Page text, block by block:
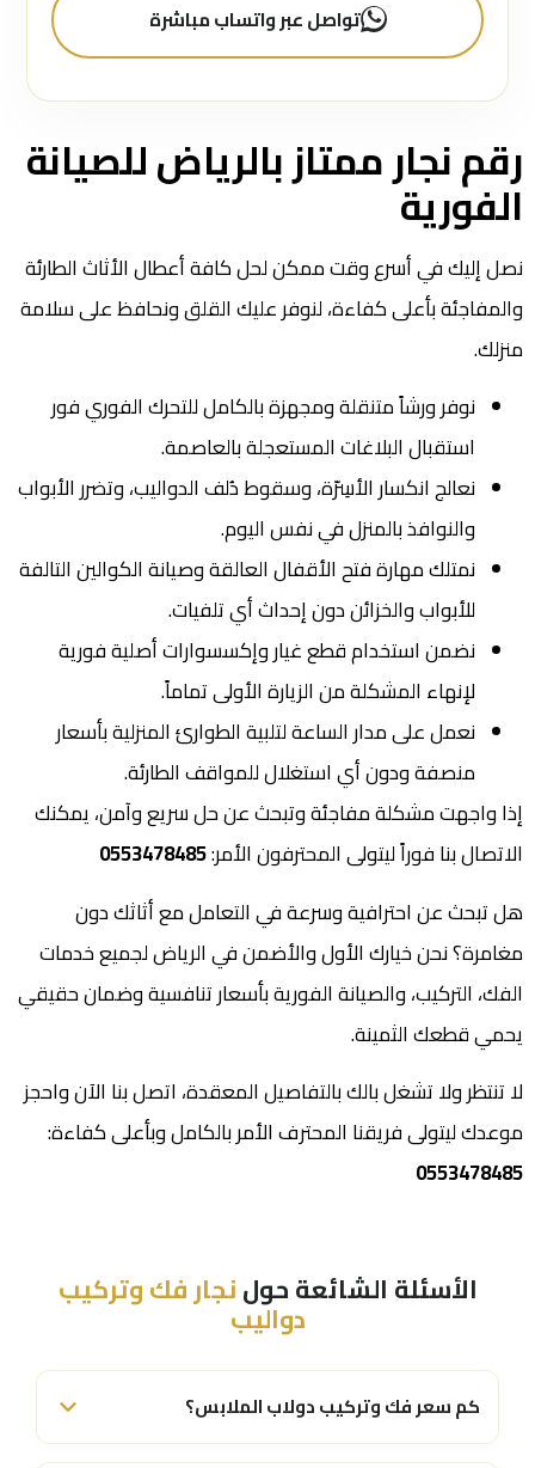
تواصل عبر واتساب مباشرة
رقم نجار ممتاز بالرياض للصيانة
الفورية
نصل إليك في أسرع وقت ممكن لحل كافة أعطال الأثاث الطارئة
والمفاجئة بأعلى كفاءة، لنوفر عليك القلق ونحافظ على سلامة
منزلك.
نوفر ورشاً متنقلة ومجهزة بالكامل للتحرك الفوري فور
استقبال البلاغات المستعجلة بالعاصمة.
نعالج انكسار الأسِرّة، وسقوط دُلف الدواليب، وتضرر الأبواب
والنوافذ بالمنزل في نفس اليوم.
نمتلك مهارة فتح الأقفال العالقة وصيانة الكوالين التالفة
للأبواب والخزائن دون إحداث أي تلفيات.
نضمن استخدام قطع غيار وإكسسوارات أصلية فورية
لإنهاء المشكلة من الزيارة الأولى تماماً.
نعمل على مدار الساعة لتلبية الطوارئ المنزلية بأسعار
منصفة ودون أي استغلال للمواقف الطارئة.
إذا واجهت مشكلة مفاجئة وتبحث عن حل سريع وآمن، يمكنك
الاتصال بنا فوراً ليتولى المحترفون الأمر:
هل تبحث عن احترافية وسرعة في التعامل مع أثاثك دون
مغامرة؟ نحن خيارك الأول والأضمن في الرياض لجميع خدمات
الفك، التركيب، والصيانة الفورية بأسعار تنافسية وضمان حقيقي
يحمي قطعك الثمينة.
لا تنتظر ولا تشغل بالك بالتفاصيل المعقدة، اتصل بنا الآن واحجز
موعدك ليتولى فريقنا المحترف الأمر بالكامل وبأعلى كفاءة:
0553478485
الأسئلة الشائعة حولنجار فك وتركيب
دواليب
کم سعر فك وتركيب دولاب الملابس؟